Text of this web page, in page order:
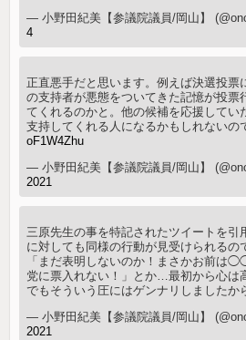
— 小野田紀美【参議院議員/岡山】
4
正直悪手だと思います。例えば決選投票
の支持者が悪態をついてきた記憶が投票
てくれるのかと。他の候補を応援してい
支持してくれる人になるかもしれないの
oF1W4Zhu
— 小野田紀美【参議院議員/岡山】
2021
三原先生の事を特記されたツイートを引
に対しても同様の行動が見受けられる
「まだ表明しないのか！まさかお前
党に票入れない！」とか…最初から心は
でもそういう圧にはゲンナリしました
— 小野田紀美【参議院議員/岡山】
2021